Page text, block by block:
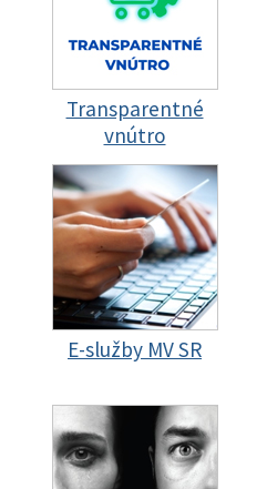
Transparentné
vnútro
E-služby MV SR